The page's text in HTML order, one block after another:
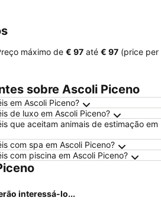
máximo de ‎€ 97 até ‎€ 97 (price per
sobre Ascoli Piceno
em Ascoli Piceno?
de luxo em Ascoli Piceno?
que aceitam animais de estimação em
com spa em Ascoli Piceno?
com piscina em Ascoli Piceno?
interessá-lo...